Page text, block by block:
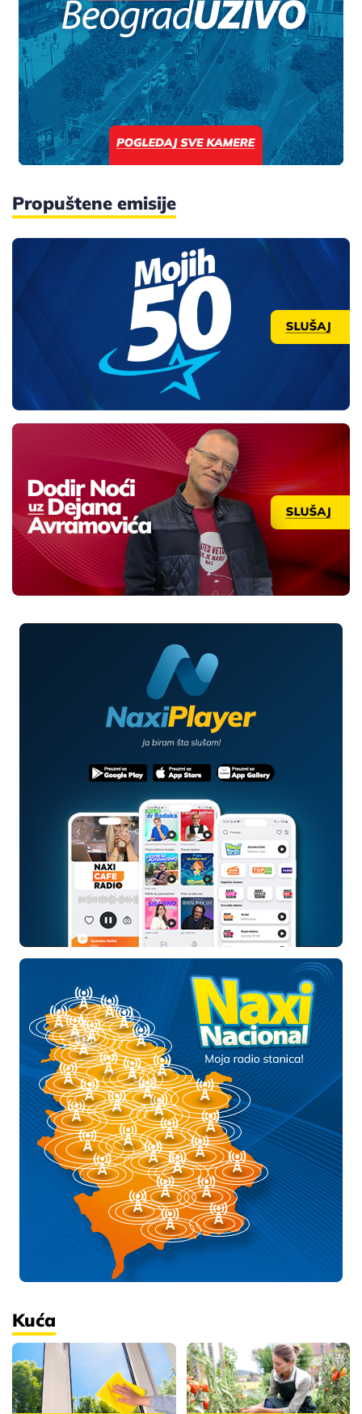
Propuštene emisije
Kuća